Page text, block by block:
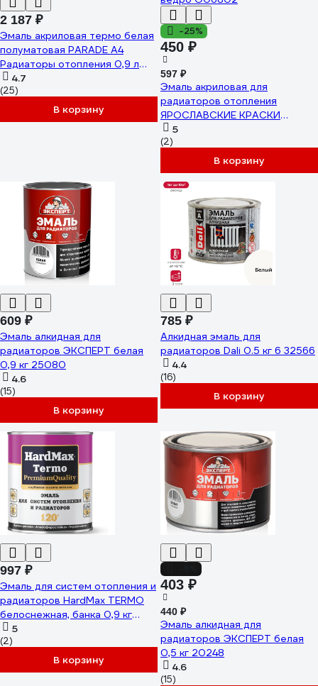
2 187 ₽
Эмаль акриловая термо белая
полуматовая PARADE А4
Радиаторы отопления 0,9 л
Россия 90003187636
4.7
(25)
В корзину
-25%
450 ₽
597 ₽
Эмаль акриловая для
радиаторов отопления
ЯРОСЛАВСКИЕ КРАСКИ
ЯРКРАСКИ, белая матовая,
ведро О06802
5
(2)
В корзину
609 ₽
Эмаль алкидная для
радиаторов ЭКСПЕРТ белая
0,9 кг 25080
4.6
(15)
В корзину
785 ₽
Алкидная эмаль для
радиаторов Dali 0.5 кг 6 32566
4.4
(16)
В корзину
997 ₽
Эмаль для систем отопления и
радиаторов HardMax TERMO
белоснежная, банка 0,9 кг
4690417070121
5
(2)
В корзину
403 ₽
440 ₽
Эмаль алкидная для
радиаторов ЭКСПЕРТ белая
0,5 кг 20248
4.6
(15)